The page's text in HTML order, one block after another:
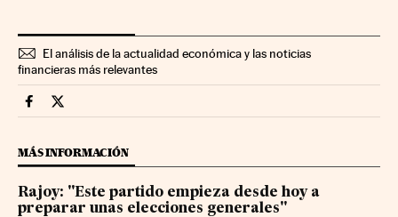
El análisis de la actualidad económica y las noticias
financieras más relevantes
Economia Cinco Días en Facebook
Economia Cinco Días en Twitter
MÁS INFORMACIÓN
Rajoy: "Este partido empieza desde hoy a
preparar unas elecciones generales"